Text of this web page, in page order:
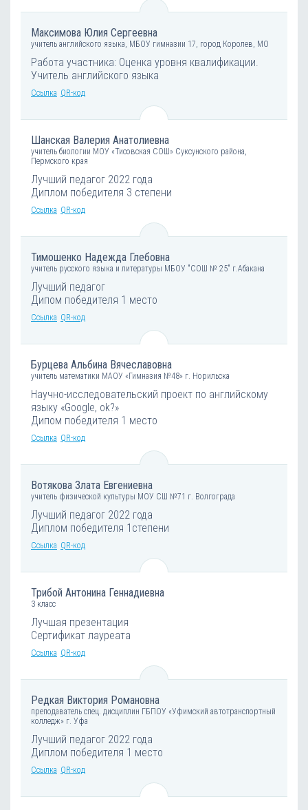
Максимова Юлия Сергеевна
учитель английского языка, МБОУ гимназии 17, город Королев, МО
Работа участника: Оценка уровня квалификации.
Учитель английского языка
Ссылка QR-код
Шанская Валерия Анатолиевна
учитель биологии МОУ «Тисовская СОШ» Суксунского района,
Пермского края
Лучший педагог 2022 года
Диплом победителя 3 степени
Ссылка QR-код
Тимошенко Надежда Глебовна
учитель русского языка и литературы МБОУ "СОШ № 25" г.Абакана
Лучший педагог
Дипом победителя 1 место
Ссылка QR-код
Бурцева Альбина Вячеславовна
учитель математики МАОУ «Гимназия №48» г. Норильска
Научно-исследовательский проект по английскому
языку «Google, ok?»
Дипом победителя 1 место
Ссылка QR-код
Вотякова Злата Евгениевна
учитель физической культуры МОУ СШ №71 г. Волгограда
Лучший педагог 2022 года
Диплом победителя 1степени
Ссылка QR-код
Трибой Антонина Геннадиевна
3 класс
Лучшая презентация
Сертификат лауреата
Ссылка QR-код
Редкая Виктория Романовна
преподаватель спец. дисциплин ГБПОУ «Уфимский автотранспортный
колледж» г. Уфа
Лучший педагог 2022 года
Диплом победителя 1 место
Ссылка QR-код